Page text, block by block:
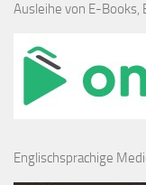
Ausleihe von E-Books,
Englischsprachige